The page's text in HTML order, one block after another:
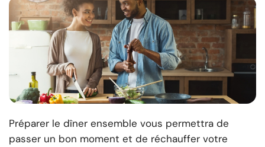
Préparer le dîner ensemble vous permettra de
passer un bon moment et de réchauffer votre